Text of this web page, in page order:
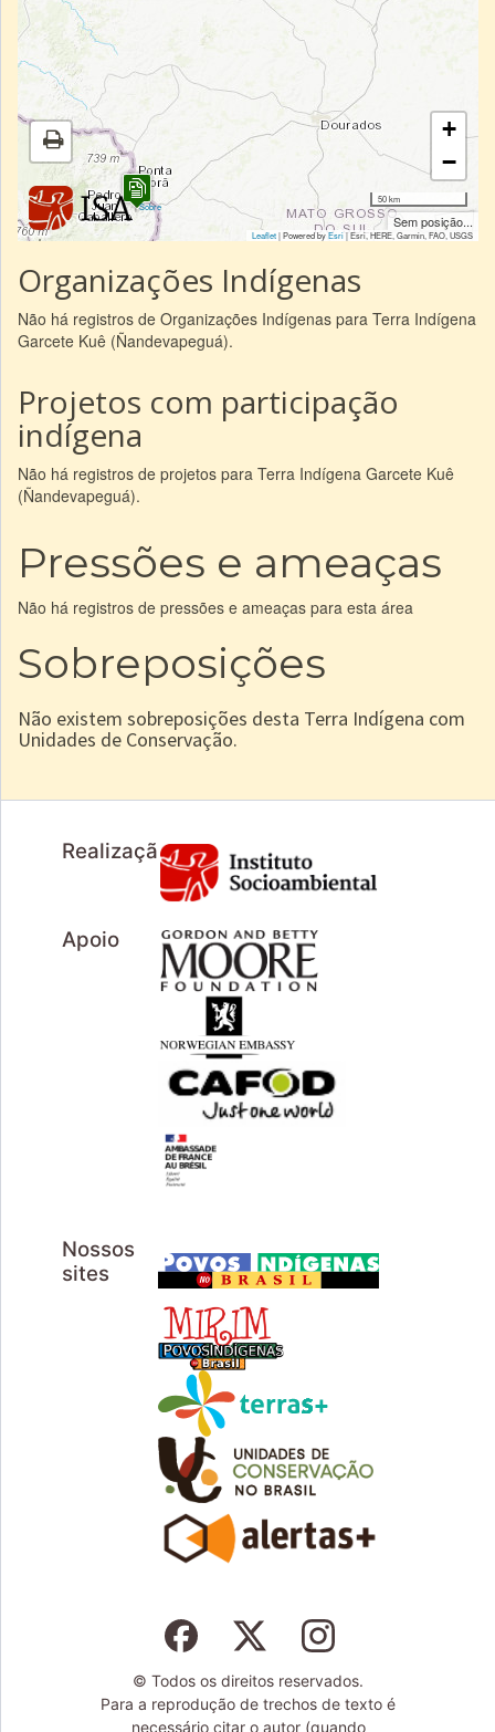
|Sobre
+
−
50 km
Sem posição...
Leaflet| Powered byEsri|Esri, HERE, Garmin, FAO, USGS
Organizações Indígenas
Não há registros de Organizações Indígenas para Terra Indígena
Garcete Kuê (Ñandevapeguá).
Projetos com participação
indígena
Não há registros de projetos para Terra Indígena Garcete Kuê
(Ñandevapeguá).
Pressões e ameaças
Não há registros de pressões e ameaças para esta área
Sobreposições
Não existem sobreposições desta Terra Indígena com
Unidades de Conservação.